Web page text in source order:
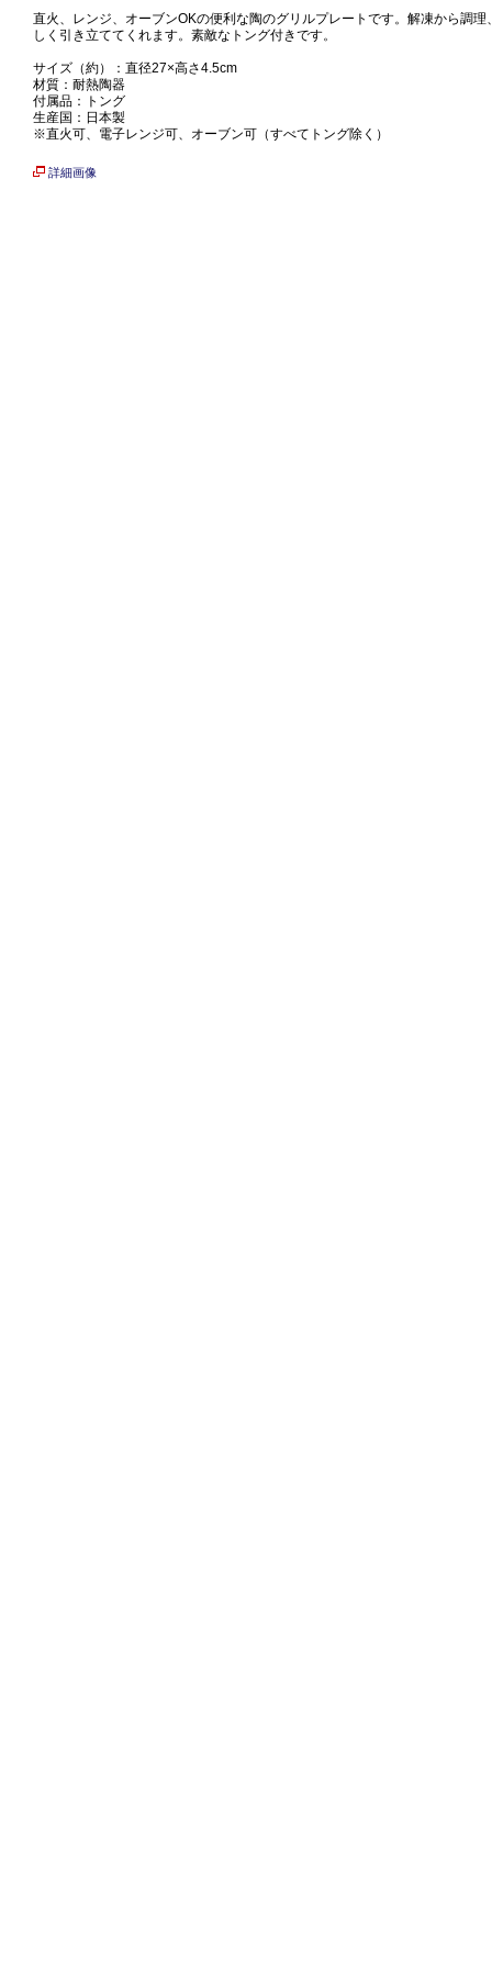
直火、レンジ、オーブンOKの便利な陶のグリルプレートです。解凍から調
しく引き立ててくれます。素敵なトング付きです。
サイズ（約）：直径27×高さ4.5cm
材質：耐熱陶器
付属品：トング
生産国：日本製
※直火可、電子レンジ可、オーブン可（すべてトング除く）
詳細画像